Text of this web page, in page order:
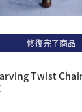
修復完了商品
Twist